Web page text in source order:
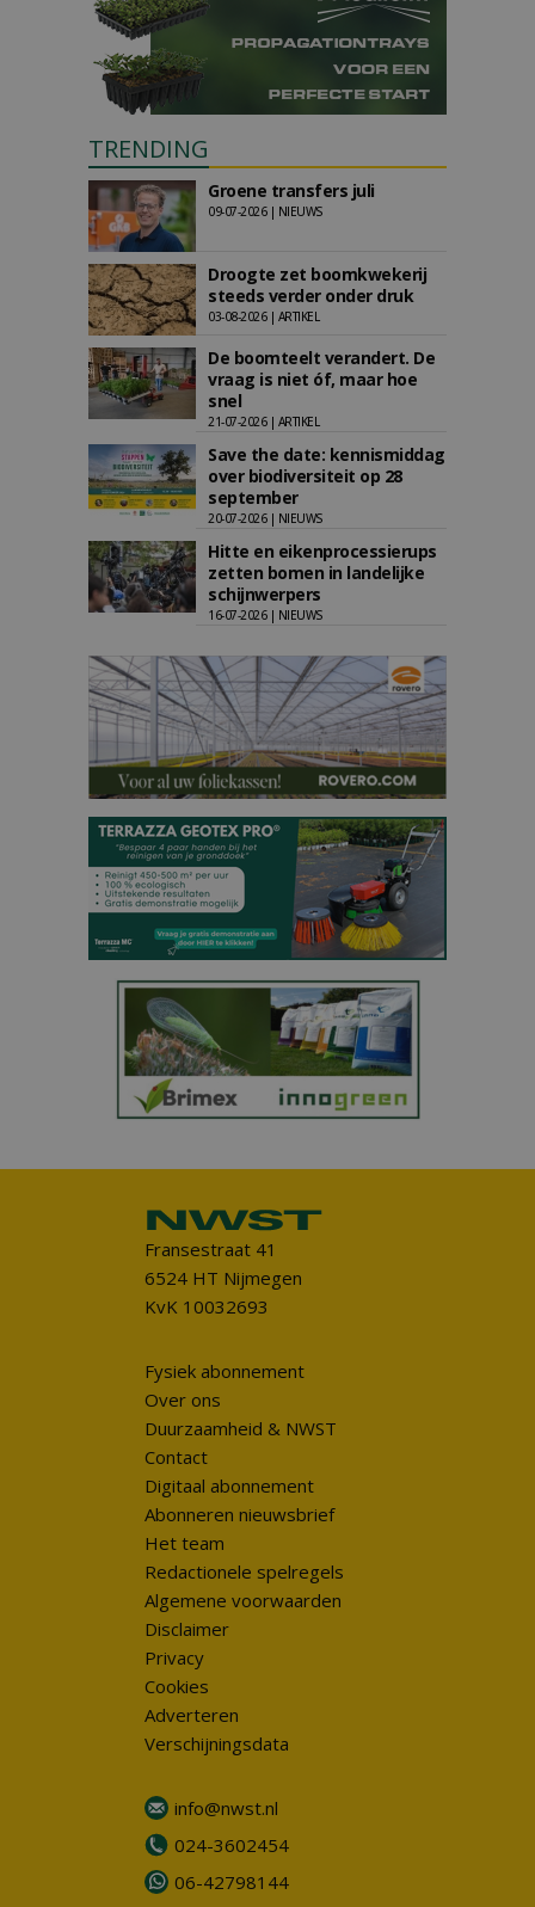
TRENDING
Groene transfers juli
09-07-2026 | NIEUWS
Droogte zet boomkwekerij
steeds verder onder druk
03-08-2026 | ARTIKEL
De boomteelt verandert. De
vraag is niet óf, maar hoe
snel
21-07-2026 | ARTIKEL
Save the date: kennismiddag
over biodiversiteit op 28
september
20-07-2026 | NIEUWS
Hitte en eikenprocessierups
zetten bomen in landelijke
schijnwerpers
16-07-2026 | NIEUWS
Fransestraat 41
6524 HT Nijmegen
KvK 10032693
Fysiek abonnement
Over ons
Duurzaamheid & NWST
Contact
Digitaal abonnement
Abonneren nieuwsbrief
Het team
Redactionele spelregels
Algemene voorwaarden
Disclaimer
Privacy
Cookies
Adverteren
Verschijningsdata
info@nwst.nl
024-3602454
06-42798144